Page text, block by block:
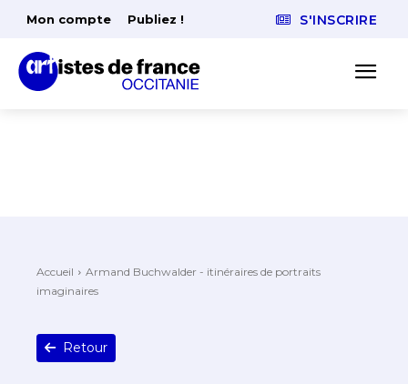
Mon compte Publiez ! S'INSCRIRE
Accueil
Armand Buchwalder - itinéraires de portraits
imaginaires
Retour